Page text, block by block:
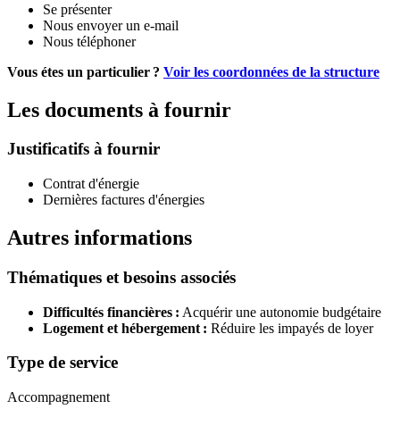
Se présenter
Nous envoyer un e-mail
Nous téléphoner
Vous étes un particulier ? Voir les coordonnées de la structure
Les documents à fournir
Justificatifs à fournir
Contrat d'énergie
Dernières factures d'énergies
Autres informations
Thématiques et besoins associés
Difficultés financières : Acquérir une autonomie budgétaire
Logement et hébergement : Réduire les impayés de loyer
Type de service
Accompagnement